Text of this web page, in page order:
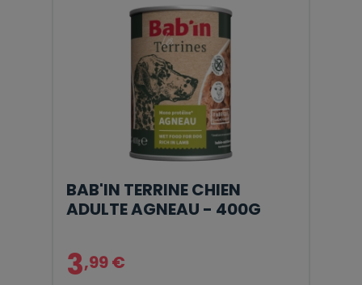
BAB'IN TERRINE CHIEN
ADULTE AGNEAU - 400G
3,99 €